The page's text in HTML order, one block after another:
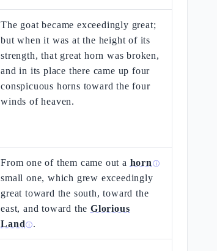
The goat became exceedingly great;
but when it was at the height of its
strength, that great horn was broken,
and in its place there came up four
conspicuous horns toward the four
winds of heaven.
From one of them came out a horn ⓘ
small one, which grew exceedingly
great toward the south, toward the
east, and toward theGlorious
Land ⓘ.